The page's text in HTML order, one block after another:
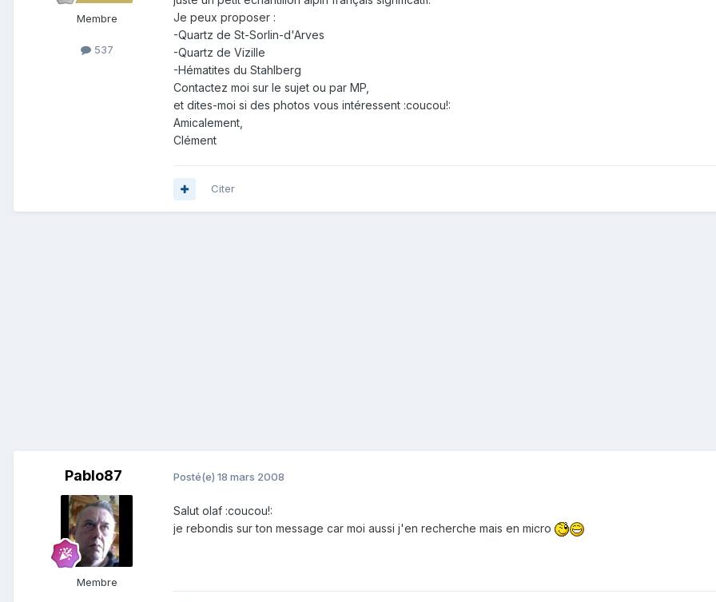
Membre
537
Je peux proposer :
-Quartz de St-Sorlin-d'Arves
-Quartz de Vizille
-Hématites du Stahlberg
Contactez moi sur le sujet ou par MP,
et dites-moi si des photos vous intéressent :coucou!:
Amicalement,
Clément
Citer
Pablo87
Membre
Posté(e) 18 mars 2008
Salut olaf :coucou!:
je rebondis sur ton message car moi aussi j'en recherche mais en micro